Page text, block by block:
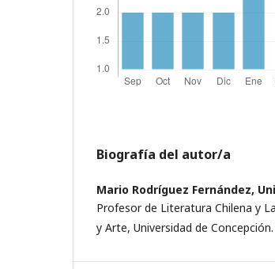
Biografía del autor/a
Mario Rodríguez Fernández,
Profesor de Literatura Chilena y
y Arte, Universidad de